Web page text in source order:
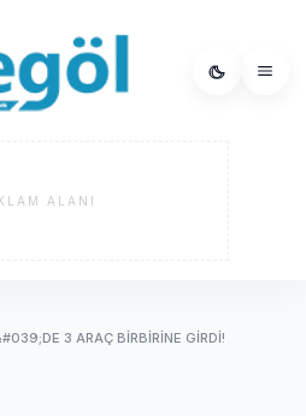
ALANI
3 ARAÇ BIRBIRINE GIRDI!